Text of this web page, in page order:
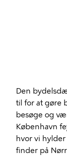
Den
til for at gøre
besøge og
København
hvor vi
finder på